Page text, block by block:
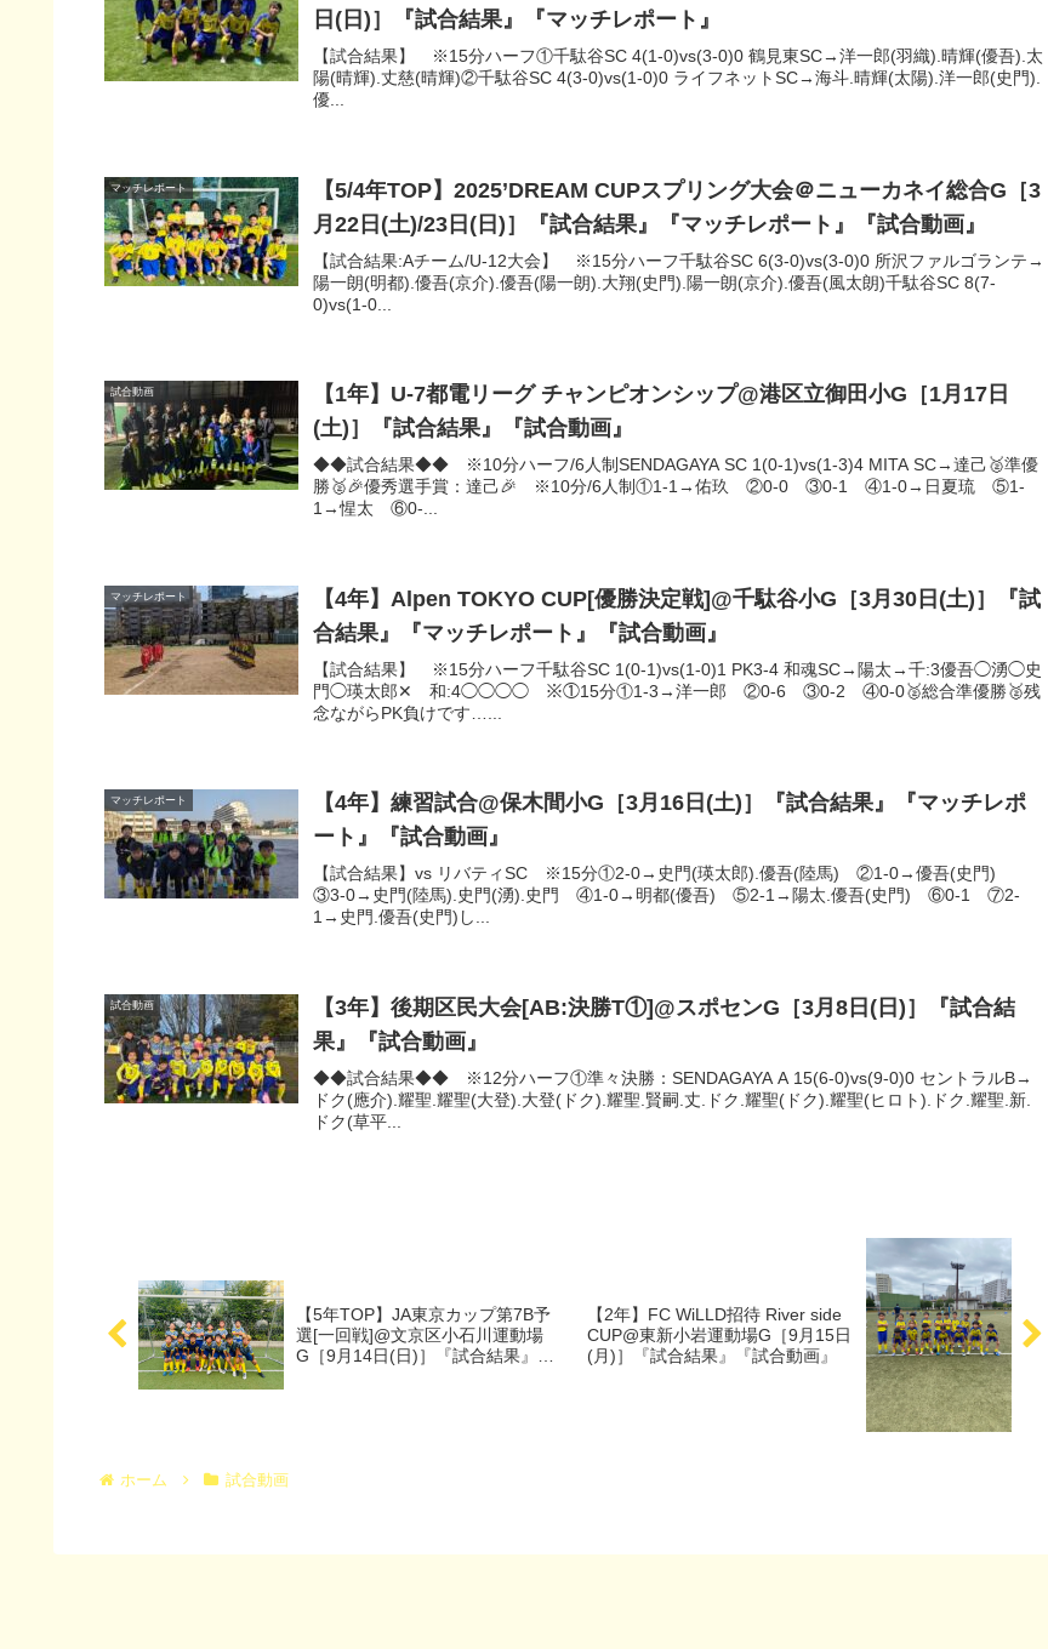
日(日)］『試合結果』『マッチレポート』
【試合結果】 ※15分ハーフ①千駄谷SC 4(1-0)vs(3-0)0 鶴見東SC→洋一郎(羽織).晴輝(優吾).太
陽(晴輝).丈慈(晴輝)②千駄谷SC 4(3-0)vs(1-0)0 ライフネットSC→海斗.晴輝(太陽).洋一郎(史門).
優...
マッチレポート
【5/4年TOP】2025’DREAM CUPスプリング大会＠ニューカネイ総合G［3
月22日(土)/23日(日)］『試合結果』『マッチレポート』『試合動画』
【試合結果:Aチーム/U-12大会】 ※15分ハーフ千駄谷SC 6(3-0)vs(3-0)0 所沢ファルゴランテ→
陽一朗(明都).優吾(京介).優吾(陽一朗).大翔(史門).陽一朗(京介).優吾(風太朗)千駄谷SC 8(7-
0)vs(1-0...
試合動画
【1年】U-7都電リーグ チャンピオンシップ@港区立御田小G［1月17日
(土)］『試合結果』『試合動画』
◆◆試合結果◆◆ ※10分ハーフ/6人制SENDAGAYA SC 1(0-1)vs(1-3)4 MITA SC→達己🥈準優
勝🥈🎉優秀選手賞：達己🎉 ※10分/6人制①1-1→佑玖 ②0-0 ③0-1 ④1-0→日夏琉 ⑤1-
1→惺太 ⑥0-...
マッチレポート
【4年】Alpen TOKYO CUP[優勝決定戦]@千駄谷小G［3月30日(土)］『試
合結果』『マッチレポート』『試合動画』
【試合結果】 ※15分ハーフ千駄谷SC 1(0-1)vs(1-0)1 PK3-4 和魂SC→陽太→千:3優吾◯湧◯史
門◯瑛太郎✕ 和:4◯◯◯◯ ※①15分①1-3→洋一郎 ②0-6 ③0-2 ④0-0🥈総合準優勝🥈残
念ながらPK負けです…...
マッチレポート
【4年】練習試合@保木間小G［3月16日(土)］『試合結果』『マッチレポ
ート』『試合動画』
【試合結果】vs リバティSC ※15分①2-0→史門(瑛太郎).優吾(陸馬) ②1-0→優吾(史門)
③3-0→史門(陸馬).史門(湧).史門 ④1-0→明都(優吾) ⑤2-1→陽太.優吾(史門) ⑥0-1 ⑦2-
1→史門.優吾(史門)し...
試合動画
【3年】後期区民大会[AB:決勝T①]@スポセンG［3月8日(日)］『試合結
果』『試合動画』
◆◆試合結果◆◆ ※12分ハーフ①準々決勝：SENDAGAYA A 15(6-0)vs(9-0)0 セントラルB→
ドク(應介).耀聖.耀聖(大登).大登(ドク).耀聖.賢嗣.丈.ドク.耀聖(ドク).耀聖(ヒロト).ドク.耀聖.新.
ドク(草平...
【5年TOP】JA東京カップ第7B予
選[一回戦]@文京区小石川運動場
G［9月14日(日)］『試合結果』
【2年】FC WiLLD招待 River side
CUP@東新小岩運動場G［9月15日
(月)］『試合結果』『試合動画』
ホーム 試合動画